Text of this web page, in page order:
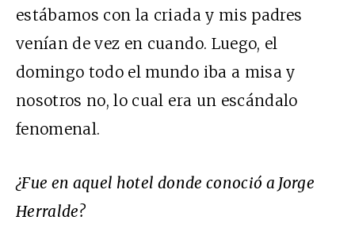
estábamos con la criada y mis padres
venían de vez en cuando. Luego, el
domingo todo el mundo iba a misa y
nosotros no, lo cual era un escándalo
fenomenal.
¿Fue en aquel hotel donde conoció a Jorge
Herralde?